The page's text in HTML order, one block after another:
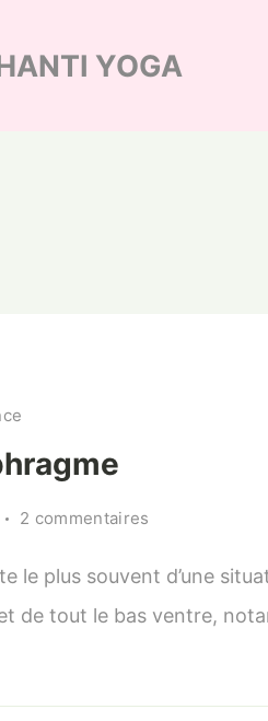
YOGA
2 commentaires
le
le plus souvent d’une
de tout le bas ventre,